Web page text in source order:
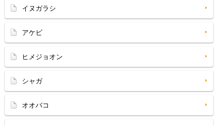
イヌガラシ
アケビ
ヒメジョオン
シャガ
オオバコ